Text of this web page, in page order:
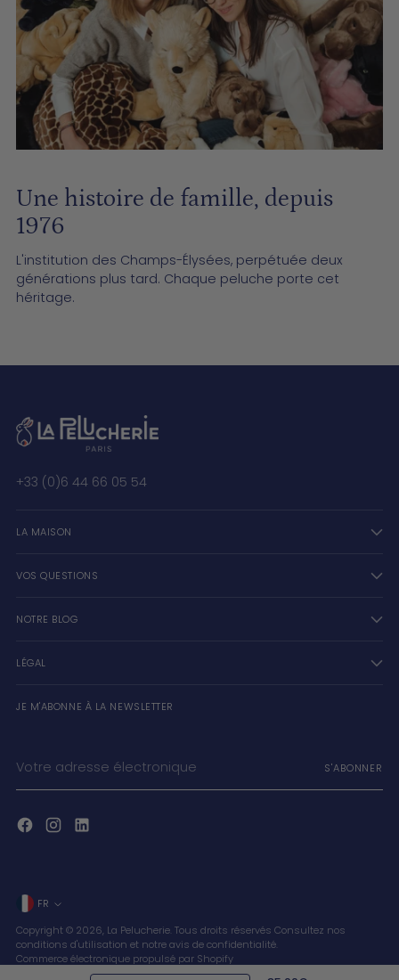
Une histoire de famille, depuis
1976
L'institution des Champs-Élysées, perpétuée deux
générations plus tard. Chaque peluche porte cet
héritage.
+33 (0)6 44 66 05 54
LA MAISON
VOS QUESTIONS
NOTRE BLOG
LÉGAL
JE M'ABONNE À LA NEWSLETTER
adresse
électronique
S'ABONNER
Langue
FR
Copyright © 2026, La Pelucherie . Tous droits réservés Consultez nos
conditions d'utilisation et notre avis de confidentialité.
Commerce électronique propulsé par Shopify